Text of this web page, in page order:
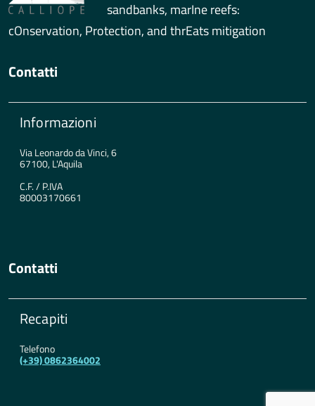
sandbanks, marIne reefs:
cOnservation, Protection, and thrEats mitigation
Contatti
Informazioni
Via Leonardo da Vinci, 6
67100, L'Aquila
C.F. / P.IVA
80003170661
Contatti
Recapiti
Telefono
(+39) 0862364002